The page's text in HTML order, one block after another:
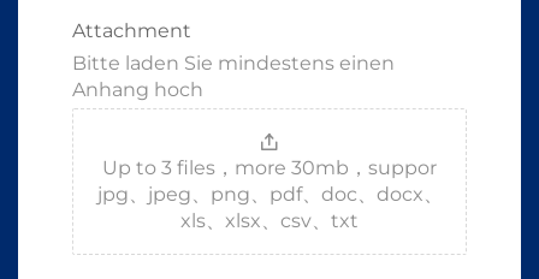
Attachment
Bitte laden Sie mindestens einen
Anhang hoch
Up to 3 files，more 30mb，suppor
jpg、jpeg、png、pdf、doc、docx、
xls、xlsx、csv、txt